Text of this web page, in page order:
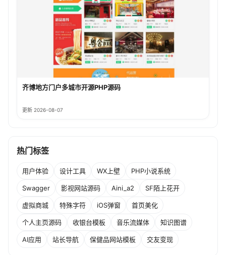
齐博地方门户多城市开源PHP源码
更新 2026-08-07
热门标签
用户体验 设计工具 WX上壁 PHP小说系统
Swagger 影视网站源码 Aini_a2 SF陌上花开
虚拟商城 特殊字符 iOS弹窗 首页美化
个人主页源码 收银台模板 音乐流媒体 知识图谱
AI应用 站长导航 保健品网站模板 交友变现